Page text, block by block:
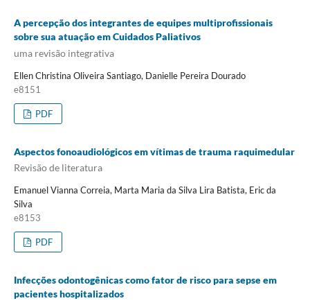
A percepção dos integrantes de equipes multiprofissionais
sobre sua atuação em Cuidados Paliativos
uma revisão integrativa
Ellen Christina Oliveira Santiago, Danielle Pereira Dourado
e8151
PDF
Aspectos fonoaudiológicos em vítimas de trauma raquimedular
Revisão de literatura
Emanuel Vianna Correia, Marta Maria da Silva Lira Batista, Eric da
Silva
e8153
PDF
Infecções odontogênicas como fator de risco para sepse em
pacientes hospitalizados